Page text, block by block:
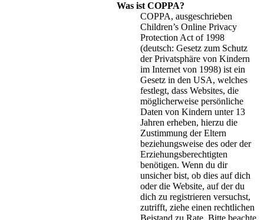
Was ist COPPA?
COPPA, ausgeschrieben
Children’s Online Privacy
Protection Act of 1998
(deutsch: Gesetz zum Schutz
der Privatsphäre von Kindern
im Internet von 1998) ist ein
Gesetz in den USA, welches
festlegt, dass Websites, die
möglicherweise persönliche
Daten von Kindern unter 13
Jahren erheben, hierzu die
Zustimmung der Eltern
beziehungsweise des oder der
Erziehungsberechtigten
benötigen. Wenn du dir
unsicher bist, ob dies auf dich
oder die Website, auf der du
dich zu registrieren versuchst,
zutrifft, ziehe einen rechtlichen
Beistand zu Rate. Bitte beachte,